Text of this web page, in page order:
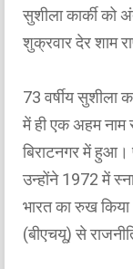
सुशीला कार्की को
शुक्रवार देर शाम
73 वर्षीय सुशीला
में ही एक अहम
बिराटनगर में हुआ।
उन्होंने 1972 में
भारत का रुख
(बीएचयू) से